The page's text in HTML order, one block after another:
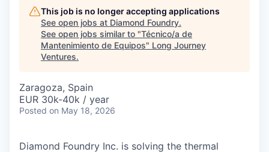
This job is no longer accepting applications
See open jobs at Diamond Foundry.
See open jobs similar to "Técnico/a de
Mantenimiento de Equipos" Long Journey
Ventures.
Zaragoza, Spain
EUR 30k-40k / year
Posted on May 18, 2026
Diamond Foundry Inc. is solving the thermal